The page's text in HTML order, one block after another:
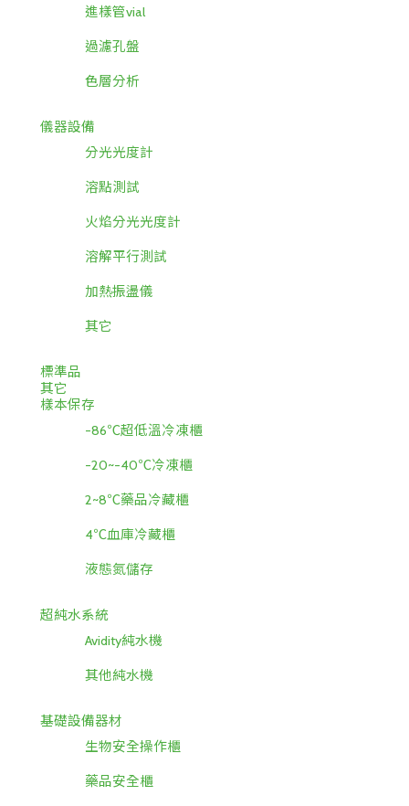
進樣管vial
過濾孔盤
色層分析
儀器設備
分光光度計
溶點測試
火焰分光光度計
溶解平行測試
加熱振盪儀
其它
標準品
其它
樣本保存
-86℃超低溫冷凍櫃
-20~-40℃冷凍櫃
2~8℃藥品冷藏櫃
4℃血庫冷藏櫃
液態氮儲存
超純水系統
Avidity純水機
其他純水機
基礎設備器材
生物安全操作櫃
藥品安全櫃